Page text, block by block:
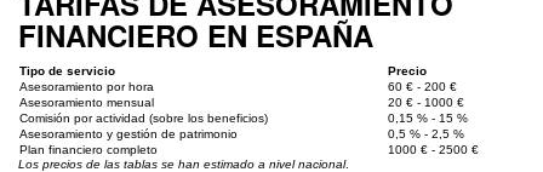
FINANCIERO EN ESPAÑA
Tipo de servicio
Precio
Asesoramiento por hora
60 € - 200 €
Asesoramiento mensual
20 € - 1000 €
Comisión por actividad (sobre los beneficios)
0,15 % - 15 %
Asesoramiento y gestión de patrimonio
0,5 % - 2,5 %
Plan financiero completo
1000 € - 2500 €
Los precios de las tablas se han estimado a nivel nacional.